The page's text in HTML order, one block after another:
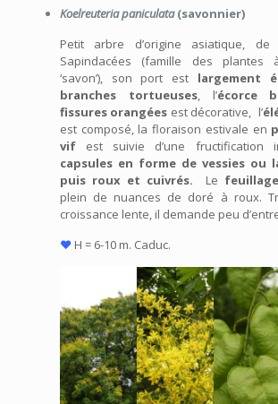
Koelreuteria paniculata(savonnier)
Petit arbre d’origine asiatique,
Sapindacées (famille des plantes
‘savon’), son port est largement
branches tortueuses, l’écorce
fissures orangées est décorative, l’
est composé, la floraison estivale en
vifest suivie d’une fructification
capsules en forme de vessies ou
puis roux et cuivrés.
Le
plein de nuances de doré à roux.
croissance lente, il demande peu
♥H = 6-10 m. Caduc.